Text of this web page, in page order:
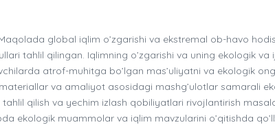
global iqlim o’zgarishi va ekstremal ob-havo
tahlil qilingan. Iqlimning o’zgarishi va uning ekologik
atrof-muhitga bo’lgan mas’uliyatni va ekologik
va amaliyot asosidagi mashg’ulotlar samarali
qilish va yechim izlash qobiliyatlari rivojlantirish
ekologik muammolar va iqlim mavzularini o’qitishda